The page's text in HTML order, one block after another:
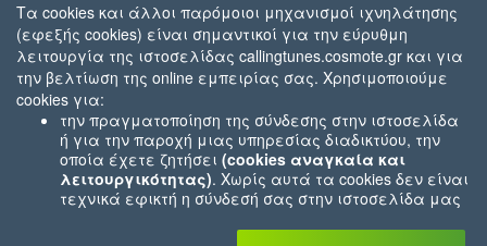
Τα cookies και άλλοι παρόμοιοι μηχανισμοί ιχνηλάτησης
(εφεξής cookies) είναι σημαντικοί για την εύρυθμη
λειτουργία της ιστοσελίδας callingtunes.cosmote.gr και για
την βελτίωση της online εμπειρίας σας. Χρησιμοποιούμε
cookies για:
την πραγματοποίηση της σύνδεσης στην ιστοσελίδα
ή για την παροχή μιας υπηρεσίας διαδικτύου, την
οποία έχετε ζητήσει (cookies αναγκαία και
λειτουργικότητας). Χωρίς αυτά τα cookies δεν είναι
τεχνικά εφικτή η σύνδεσή σας στην ιστοσελίδα μας
που εσείς μας ζητήσατε (π.χ.cookies που αφορούν